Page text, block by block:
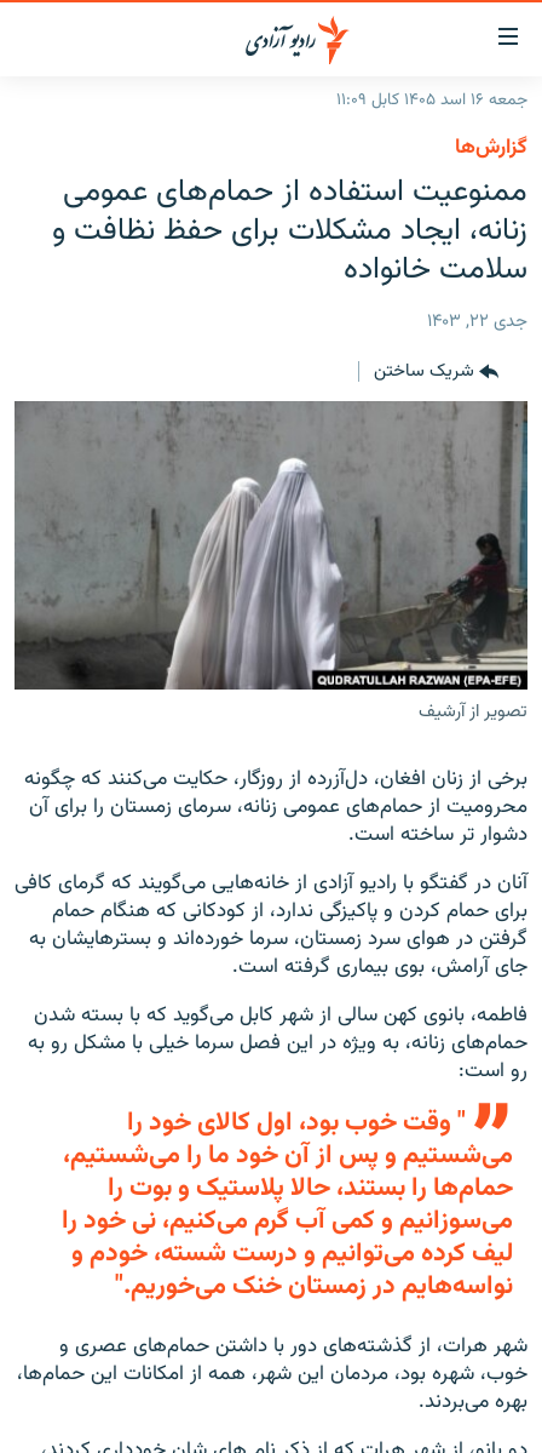
لینک‌های
قابل
دسترسی
بازگشت
متن
اصلی
بازگشت
اصلی
صفحه
جستجو
افغانستان
منطقه
خبرها
افغانستان
جدول نشرات
مجموعه تصویری
ورزش
بحران مهاجرت
تماس
صفحه پشتو
Azadi English
همۀ سایت‌های رادیو آزادی/ رادیو اروپای آزاد
جمعه ۱۶ اسد ۱۴۰۵ کابل ۱۱:۰۹
گزارش‌ها
ممنوعیت‌ استفاده از حمام‌های عمومی
زنانه، ایجاد مشکلات برای حفظ نظافت و
سلامت خانواده
جدی ۲۲, ۱۴۰۳
شریک ساختن
تصویر از آرشیف
برخی از زنان افغان، دل‌آزرده از روزگار، حکایت می‌کنند که چگونه
محرومیت از حمام‌های عمومی زنانه، سرمای زمستان را برای آن
دشوار تر ساخته است.
آنان در گفتگو با رادیو آزادی از خانه‌هایی می‌گویند که گرمای کافی
برای حمام کردن و پاکیزگی ندارد، از کودکانی که هنگام حمام
گرفتن در هوای سرد زمستان، سرما خورده‌اند و بسترهایشان به
جای آرامش، بوی بیماری گرفته است.
فاطمه، بانوی کهن سالی از شهر کابل می‌گوید که با بسته‌ شدن
حمام‌های زنانه، به‌ ویژه در این فصل سرما خیلی با مشکل رو به
رو است:
" وقت خوب بود، اول کالای خود را
می‌شستیم و پس از آن خود ما را می‌شستیم،
حمام‌ها را بستند، حالا پلاستیک و بوت را
می‌سوزانیم و کمی آب گرم می‌کنیم، نی خود را
لیف کرده می‌توانیم و درست شسته، خودم و
نواسه‌هایم در زمستان خنک می‌خوریم."
شهر هرات، از گذشته‌های دور با داشتن حمام‌های عصری و
خوب، شهره بود، مردمان این شهر، همه از امکانات این حمام‌ها،
بهره می‌بردند.